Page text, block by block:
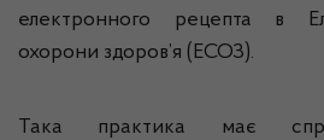
електронного рецепта в
охорони здоров’я (ЕСОЗ).
Така практика має